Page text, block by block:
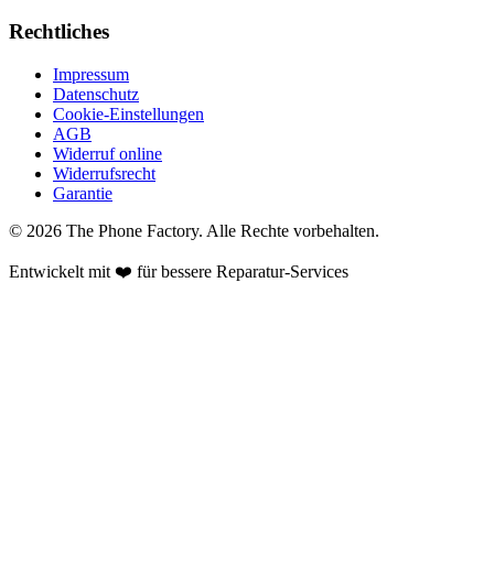
Rechtliches
Impressum
Datenschutz
Cookie-Einstellungen
AGB
Widerruf online
Widerrufsrecht
Garantie
© 2026 The Phone Factory. Alle Rechte vorbehalten.
Entwickelt mit ❤️ für bessere Reparatur-Services